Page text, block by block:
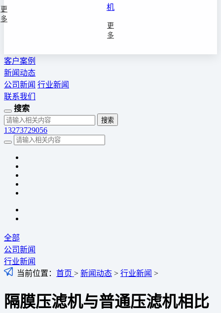
更
多
机
更
多
客户案例
新闻动态
公司新闻 行业新闻
联系我们
搜索
13273729056
全部
公司新闻
行业新闻
当前位置： 首页 > 新闻动态 > 行业新闻 >
隔膜压滤机与普通压滤机相比